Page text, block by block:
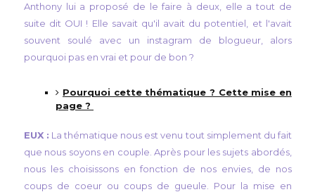
Anthony lui a proposé de le faire à deux, elle a tout de
suite dit OUI ! Elle savait qu'il avait du potentiel, et l'avait
souvent soulé avec un instagram de blogueur, alors
pourquoi pas en vrai et pour de bon ?
Pourquoi cette thématique ? Cette mise en
page ?
EUX : La thématique nous est venu tout simplement du fait
que nous soyons en couple. Après pour les sujets abordés,
nous les choisissons en fonction de nos envies, de nos
coups de coeur ou coups de gueule. Pour la mise en